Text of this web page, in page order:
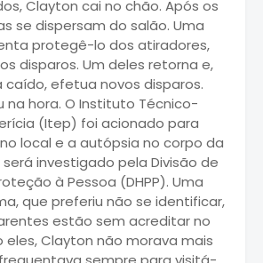
Clayton cai no chão. Após os
se dispersam do salão. Uma
protegê-lo dos atiradores,
disparos. Um deles retorna e,
caído, efetua novos disparos.
na hora. O Instituto Técnico-
(Itep) foi acionado para
local e a autópsia no corpo da
investigado pela Divisão de
à Pessoa (DHPP). Uma
que preferiu não se identificar,
estão sem acreditar no
eles, Clayton não morava mais